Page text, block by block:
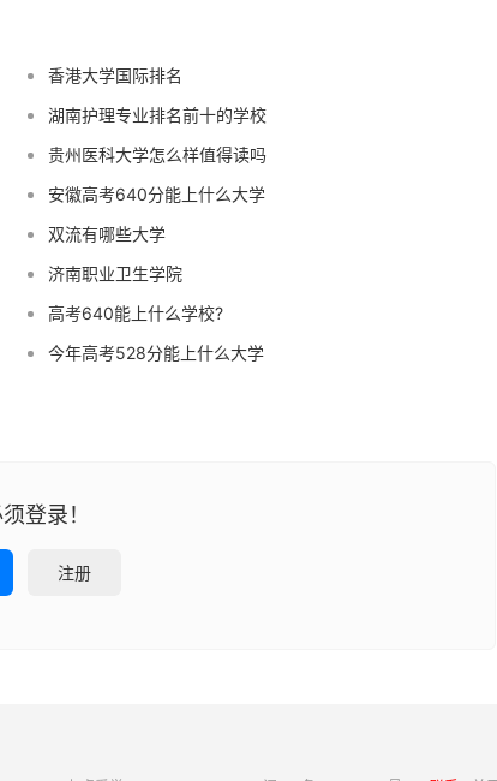
香港大学国际排名
湖南护理专业排名前十的学校
贵州医科大学怎么样值得读吗
安徽高考640分能上什么大学
双流有哪些大学
济南职业卫生学院
高考640能上什么学校?
今年高考528分能上什么大学
登录！
注册